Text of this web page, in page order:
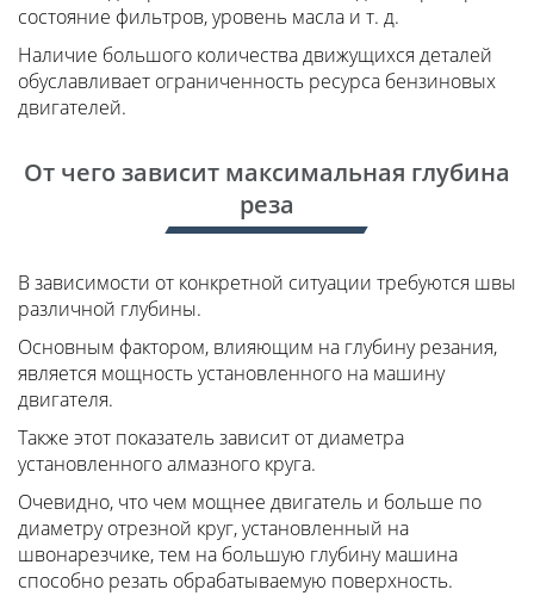
состояние фильтров, уровень масла и т. д.
Наличие большого количества движущихся деталей
обуславливает ограниченность ресурса бензиновых
двигателей.
От чего зависит максимальная глубина
реза
В зависимости от конкретной ситуации требуются швы
различной глубины.
Основным фактором, влияющим на глубину резания,
является мощность установленного на машину
двигателя.
Также этот показатель зависит от диаметра
установленного алмазного круга.
Очевидно, что чем мощнее двигатель и больше по
диаметру отрезной круг, установленный на
швонарезчике, тем на большую глубину машина
способно резать обрабатываемую поверхность.